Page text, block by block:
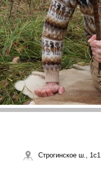
Строгинское ш.,